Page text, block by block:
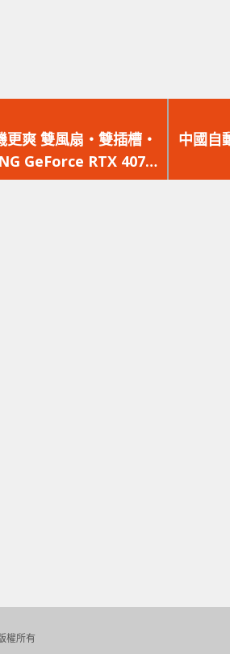
一
篇
文
更爽 雙風扇‧雙插槽‧
GeForce RTX 4070
OC 顥示卡
中國自
權所有